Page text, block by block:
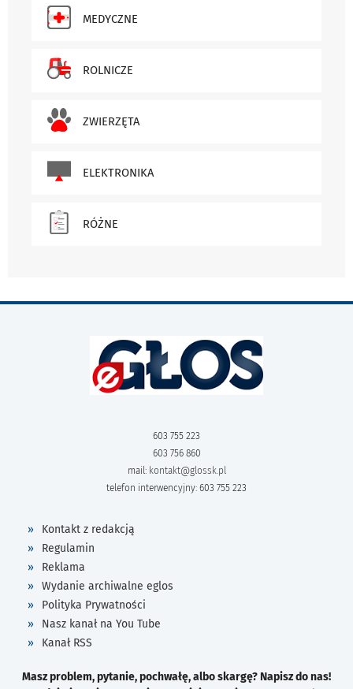
MEDYCZNE
ROLNICZE
ZWIERZĘTA
ELEKTRONIKA
RÓŻNE
603 755 223
603 756 860
mail: kontakt@glossk.pl
telefon interwencyjny: 603 755 223
Kontakt z redakcją
Regulamin
Reklama
Wydanie archiwalne eglos
Polityka Prywatności
Nasz kanał na You Tube
Kanał RSS
Masz problem, pytanie, pochwałę, albo skargę? Napisz do nas!